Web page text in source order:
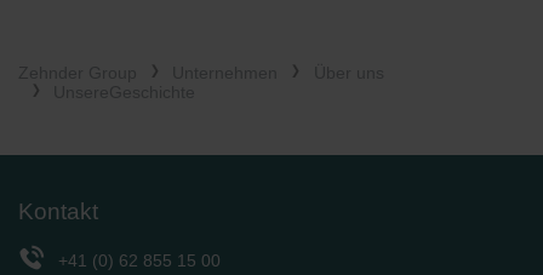
Kontakt
+41 (0) 62 855 15 00